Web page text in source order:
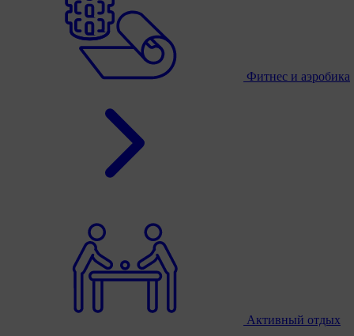
Фитнес и аэробика
Активный отдых